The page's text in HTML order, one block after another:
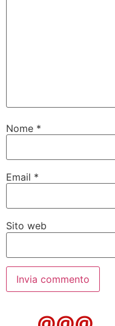
Nome *
Email *
Sito web